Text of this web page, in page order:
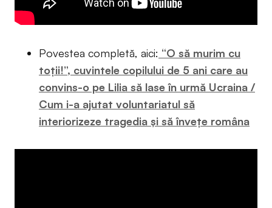
Povestea completă, aici: “O să murim cu
toții!”, cuvintele copilului de 5 ani care au
convins-o pe Lilia să lase în urmă Ucraina /
Cum i-a ajutat voluntariatul să
interiorizeze tragedia și să învețe româna